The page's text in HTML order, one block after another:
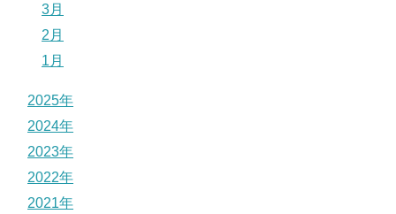
3月
2月
1月
2025年
2024年
2023年
2022年
2021年